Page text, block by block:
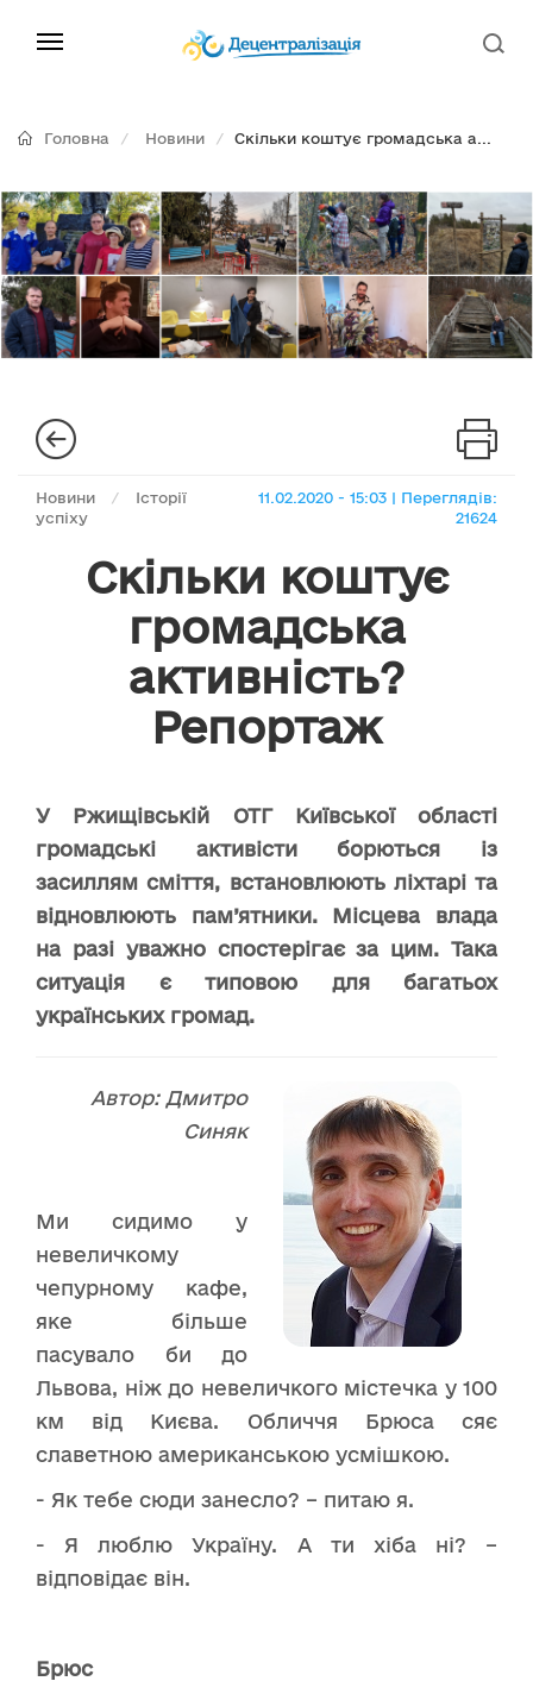
Головна Новини Скільки коштує громадська а...
Новини /
Історії
успіху
11.02.2020 - 15:03 | Переглядів:
21624
Скільки коштує
громадська
активність?
Репортаж
У Ржищівській ОТГ Київської області
громадські активісти борються із
засиллям сміття, встановлюють ліхтарі та
відновлюють пам’ятники. Місцева влада
на разі уважно спостерігає за цим. Така
ситуація є типовою для багатьох
українських громад.
Автор: Дмитро
Синяк
Ми сидимо у
невеличкому
чепурному кафе,
яке більше
пасувало би до
Львова, ніж до невеличкого містечка у 100
км від Києва. Обличчя Брюса сяє
славетною американською усмішкою.
- Як тебе сюди занесло? – питаю я.
- Я люблю Україну. А ти хіба ні? –
відповідає він.
Брюс